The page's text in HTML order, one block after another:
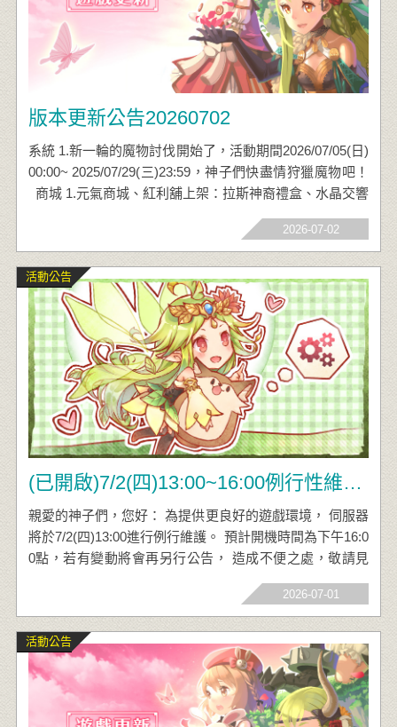
版本更新公告20260702
系統 1.新一輪的魔物討伐開始了，活動期間2026/07/05(日)
00:00~ 2025/07/29(三)23:59，神子們快盡情狩獵魔物吧！
商城 1.元氣商城、紅利舖上架：拉斯神裔禮盒、水晶交響
曲禮盒 2. 拉斯圖版限時加碼：第四~七層拉斯水晶碎片堆
疊2倍、敬請神子們把握機會唷！ 3.拉斯圖版品項更新：
核心聖痕‧天魔之怒 聖能秘石‧白金之鑽 (攻擊型) 遠古武
器附魔‧黑
2026-07-02
(已開啟)7/2(四)13:00~16:00例行性維護公告
親愛的神子們，您好： 為提供更良好的遊戲環境， 伺服器
將於7/2(四)13:00進行例行維護。 預計開機時間為下午16:0
0點，若有變動將會再另行公告， 造成不便之處，敬請見
2026-07-01
活動公告
活動公告